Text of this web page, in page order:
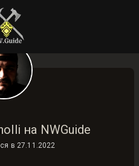
на NWGuide
в 27.11.2022